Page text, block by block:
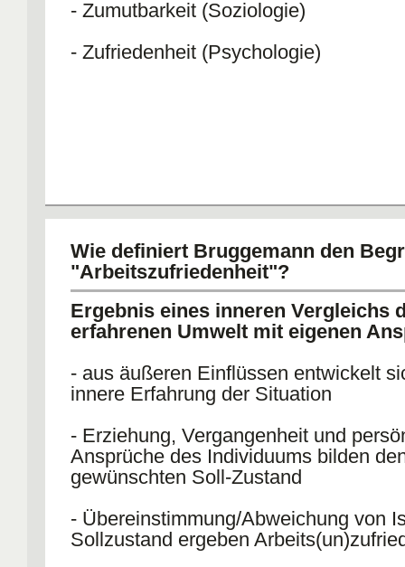
- Zumutbarkeit (Soziologie)
- Zufriedenheit (Psychologie)
Wie definiert Bruggemann den
"Arbeitszufriedenheit"?
Ergebnis eines inneren Vergleichs
erfahrenen Umwelt mit eigenen
- aus äußeren Einflüssen entwickelt
innere Erfahrung der Situation
- Erziehung, Vergangenheit und
Ansprüche des Individuums bilden
gewünschten Soll-Zustand
- Übereinstimmung/Abweichung von
Sollzustand ergeben